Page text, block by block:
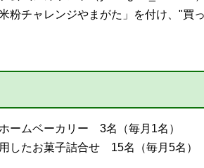
粉チャレンジやまがた」を付け、"
ームベーカリー 3名（毎月1名）
したお菓子詰合せ 15名（毎月5名）